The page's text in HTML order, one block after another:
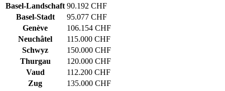
Basel-Landschaft 90.192 CHF
Basel-Stadt
95.077 CHF
Genève
106.154 CHF
Neuchâtel
115.000 CHF
Schwyz
150.000 CHF
Thurgau
120.000 CHF
Vaud
112.200 CHF
Zug
135.000 CHF